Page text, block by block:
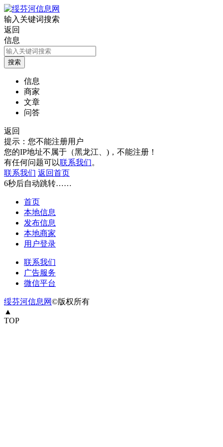
输入关键词搜索
返回
信息
信息
商家
文章
问答
返回
提示：您不能注册用户
您的IP地址不属于（黑龙江、)，不能注册！
有任何问题可以联系我们。
联系我们 返回首页
6秒后自动跳转……
首页
本地信息
发布信息
本地商家
用户登录
联系我们
广告服务
微信平台
绥芬河信息网©版权所有
▲
TOP